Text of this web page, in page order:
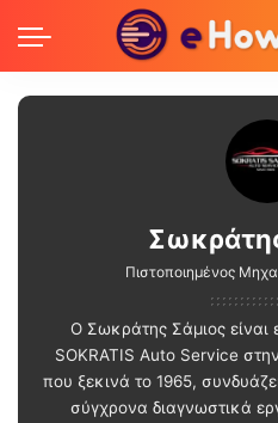
Πιστοποιημένος
Ο Σωκράτης Σάμιος είναι
SOKRATIS Auto Service
που ξεκινά το 1965,
σύγχρονα διαγνωστικά